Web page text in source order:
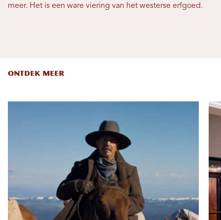
meer. Het is een ware viering van het westerse erfgoed.
ONTDEK MEER